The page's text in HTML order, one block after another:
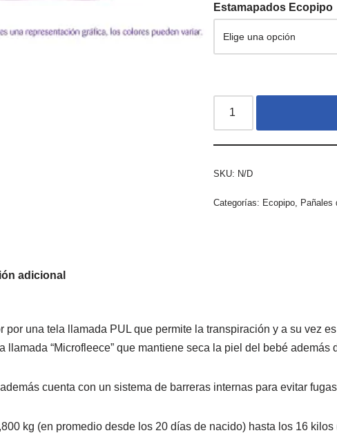
Estamapados Ecopipo
SKU: N/D
Categorías: Ecopipo, Pañales
adicional
por una tela llamada PUL que permite la transpiración y a su vez
llamada “Microfleece” que mantiene seca la piel del bebé además
cuenta con un sistema de barreras internas para evitar
kg (en promedio desde los 20 días de nacido) hasta los 16